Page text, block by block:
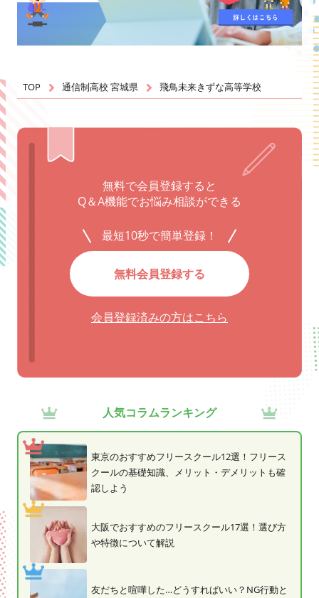
TOP 通信制高校 宮城県 飛鳥未来きずな高等学校
無料で会員登録すると
Q＆A機能でお悩み相談ができる
最短10秒で簡単登録！
無料会員登録する
会員登録済みの方はこちら
人気コラムランキング
東京のおすすめフリースクール12選！フリース
クールの基礎知識、メリット・デメリットも確
認しよう
大阪でおすすめのフリースクール17選！選び方
や特徴について解説
友だちと喧嘩した…どうすればいい？NG行動と